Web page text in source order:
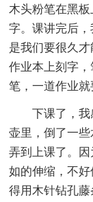
木头粉笔在黑
字。课讲完后
是我们要很久
作业本上刻字
笔，一道作业就
下课了，
壶里，倒了一
弄到上课了。
如的伸缩，不
得用木针钻孔藤